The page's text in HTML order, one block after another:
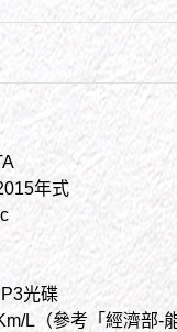
年式
光碟
L（參考「經濟部-